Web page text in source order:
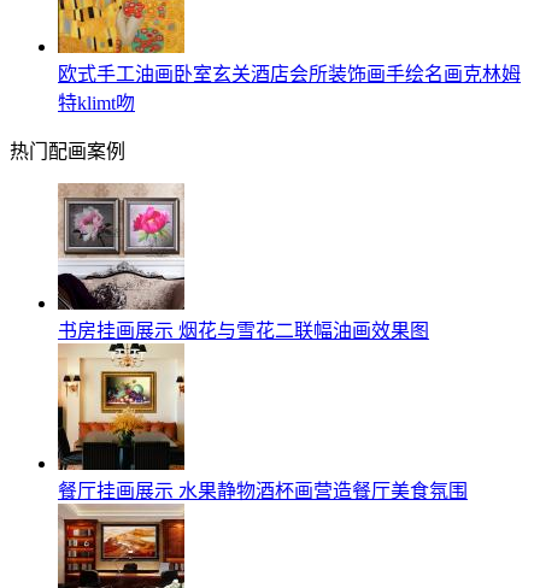
欧式手工油画卧室玄关酒店会所装饰画手绘名画克林姆
特klimt吻
热门配画案例
书房挂画展示 烟花与雪花二联幅油画效果图
餐厅挂画展示 水果静物酒杯画营造餐厅美食氛围